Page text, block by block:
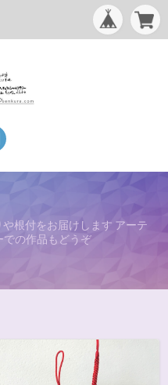
根付をお届けします アーテ
での作品もどうぞ